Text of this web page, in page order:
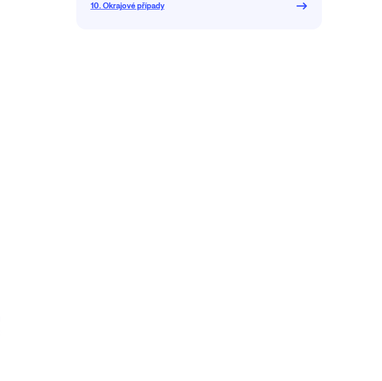
10. Okrajové případy